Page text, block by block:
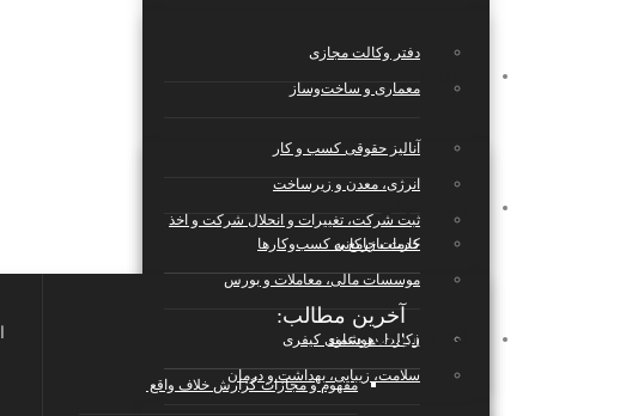
دفتر وکالت مجازی
آنالیز حقوقی کسب و کار
خدمات جامع به کسب‌وکارها
قرارداد هوشمند
معماری و ساخت‌وساز
انرژی، معدن و زیرساخت
موسسات مالی، معاملات و بورس
سلامت، زیبایی، بهداشت و درمان
ثبت شرکت، تغییرات و انحلال شرکت و اخذ
کارت بازرکانی
وکالت در دعاوی کیفری
آخرین مطالب:
مفهوم و مجازات گزارش خلاف واقع
بانک قراردادها